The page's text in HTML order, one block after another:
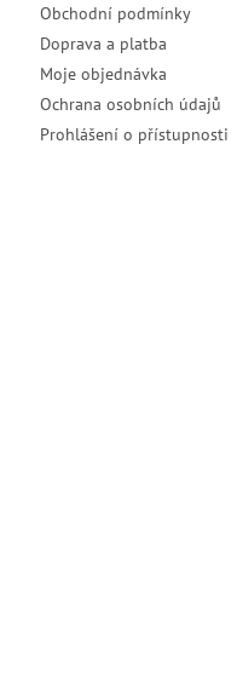
Obchodní podmínky
Doprava a platba
Moje objednávka
Ochrana osobních údajů
Prohlášení o přístupnosti